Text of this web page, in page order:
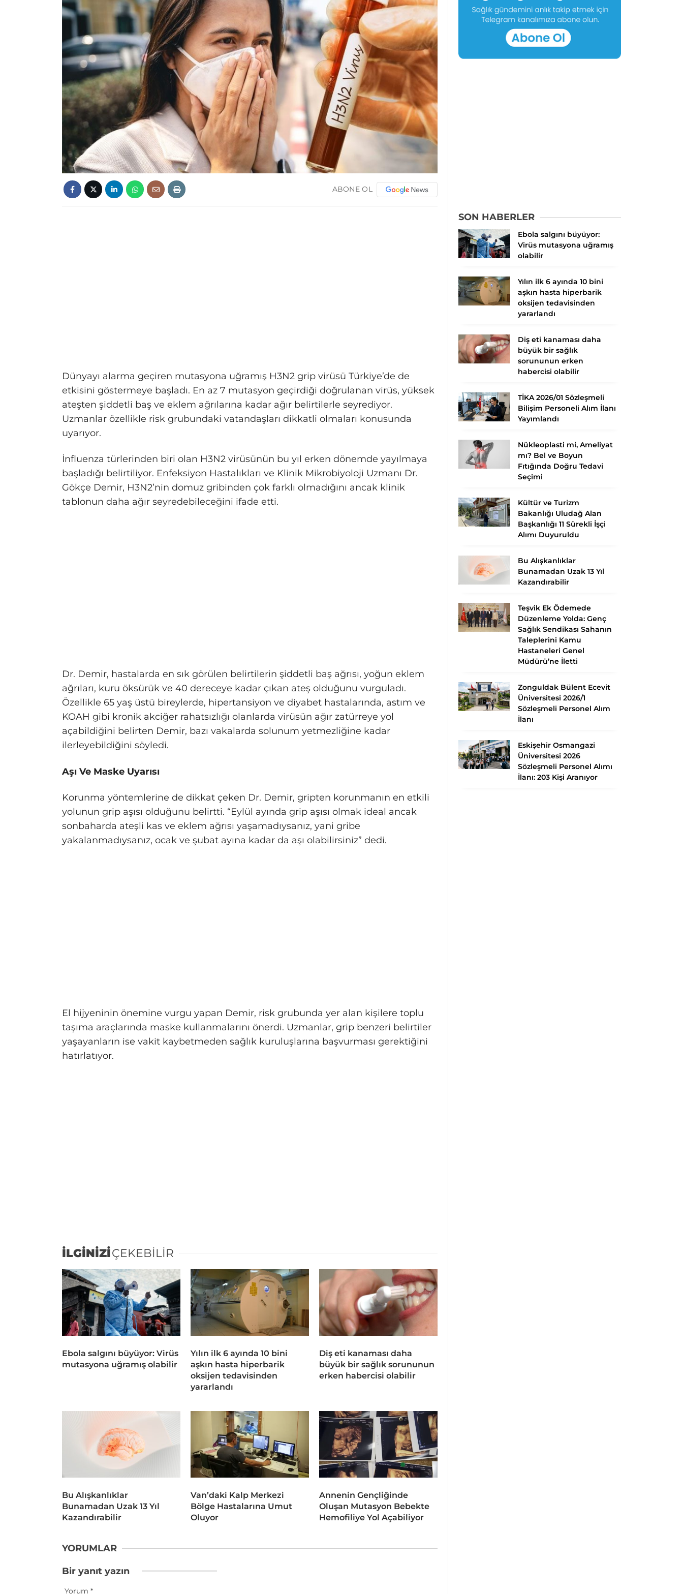
ABONE OL
Dünyayı alarma geçiren mutasyona uğramış H3N2 grip virüsü Türkiye’de de
etkisini göstermeye başladı. En az 7 mutasyon geçirdiği doğrulanan virüs, yüksek
ateşten şiddetli baş ve eklem ağrılarına kadar ağır belirtilerle seyrediyor.
Uzmanlar özellikle risk grubundaki vatandaşları dikkatli olmaları konusunda
uyarıyor.
İnfluenza türlerinden biri olan H3N2 virüsünün bu yıl erken dönemde yayılmaya
başladığı belirtiliyor. Enfeksiyon Hastalıkları ve Klinik Mikrobiyoloji Uzmanı Dr.
Gökçe Demir, H3N2’nin domuz gribinden çok farklı olmadığını ancak klinik
tablonun daha ağır seyredebileceğini ifade etti.
Dr. Demir, hastalarda en sık görülen belirtilerin şiddetli baş ağrısı, yoğun eklem
ağrıları, kuru öksürük ve 40 dereceye kadar çıkan ateş olduğunu vurguladı.
Özellikle 65 yaş üstü bireylerde, hipertansiyon ve diyabet hastalarında, astım ve
KOAH gibi kronik akciğer rahatsızlığı olanlarda virüsün ağır zatürreye yol
açabildiğini belirten Demir, bazı vakalarda solunum yetmezliğine kadar
ilerleyebildiğini söyledi.
Aşı Ve Maske Uyarısı
Korunma yöntemlerine de dikkat çeken Dr. Demir, gripten korunmanın en etkili
yolunun grip aşısı olduğunu belirtti. “Eylül ayında grip aşısı olmak ideal ancak
sonbaharda ateşli kas ve eklem ağrısı yaşamadıysanız, yani gribe
yakalanmadıysanız, ocak ve şubat ayına kadar da aşı olabilirsiniz” dedi.
El hijyeninin önemine vurgu yapan Demir, risk grubunda yer alan kişilere toplu
taşıma araçlarında maske kullanmalarını önerdi. Uzmanlar, grip benzeri belirtiler
yaşayanların ise vakit kaybetmeden sağlık kuruluşlarına başvurması gerektiğini
hatırlatıyor.
İLGİNİZİÇEKEBİLİR
Ebola salgını büyüyor: Virüs
mutasyona uğramış olabilir
Yılın ilk 6 ayında 10 bini
aşkın hasta hiperbarik
oksijen tedavisinden
yararlandı
Diş eti kanaması daha
büyük bir sağlık sorununun
erken habercisi olabilir
Bu Alışkanlıklar
Bunamadan Uzak 13 Yıl
Kazandırabilir
Van’daki Kalp Merkezi
Bölge Hastalarına Umut
Oluyor
Annenin Gençliğinde
Oluşan Mutasyon Bebekte
Hemofiliye Yol Açabiliyor
YORUMLAR
Bir yanıt yazın
Yorum *
SON HABERLER
Ebola salgını büyüyor:
Virüs mutasyona uğramış
olabilir
Yılın ilk 6 ayında 10 bini
aşkın hasta hiperbarik
oksijen tedavisinden
yararlandı
Diş eti kanaması daha
büyük bir sağlık
sorununun erken
habercisi olabilir
TİKA 2026/01 Sözleşmeli
Bilişim Personeli Alım İlanı
Yayımlandı
Nükleoplasti mi, Ameliyat
mı? Bel ve Boyun
Fıtığında Doğru Tedavi
Seçimi
Kültür ve Turizm
Bakanlığı Uludağ Alan
Başkanlığı 11 Sürekli İşçi
Alımı Duyuruldu
Bu Alışkanlıklar
Bunamadan Uzak 13 Yıl
Kazandırabilir
Teşvik Ek Ödemede
Düzenleme Yolda: Genç
Sağlık Sendikası Sahanın
Taleplerini Kamu
Hastaneleri Genel
Müdürü’ne İletti
Zonguldak Bülent Ecevit
Üniversitesi 2026/1
Sözleşmeli Personel Alım
İlanı
Eskişehir Osmangazi
Üniversitesi 2026
Sözleşmeli Personel Alımı
İlanı: 203 Kişi Aranıyor